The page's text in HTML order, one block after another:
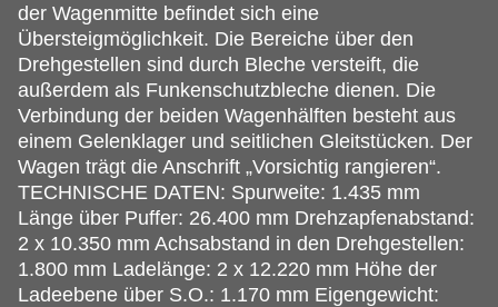
der Wagenmitte befindet sich eine
Übersteigmöglichkeit. Die Bereiche über den
Drehgestellen sind durch Bleche versteift, die
außerdem als Funkenschutzbleche dienen. Die
Verbindung der beiden Wagenhälften besteht aus
einem Gelenklager und seitlichen Gleitstücken. Der
Wagen trägt die Anschrift „Vorsichtig rangieren“.
TECHNISCHE DATEN: Spurweite: 1.435 mm
Länge über Puffer: 26.400 mm Drehzapfenabstand:
2 x 10.350 mm Achsabstand in den Drehgestellen:
1.800 mm Ladelänge: 2 x 12.220 mm Höhe der
Ladeebene über S.O.: 1.170 mm Eigengewicht: